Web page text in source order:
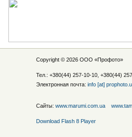
Copyright © 2026 ООО «Профото»
Тел.: +380(44) 257-10-10, +380(44)
Электронная почта: info [at]
Сайты: www.marumi.com.ua
Download Flash 8 Player